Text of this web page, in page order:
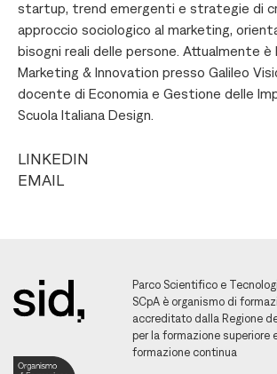
startup, trend emergenti e strategie di
approccio sociologico al marketing,
bisogni reali delle persone. Attualmente è
Marketing & Innovation presso Galileo
docente di Economia e Gestione delle
Scuola Italiana Design.
LINKEDIN
EMAIL
Parco Scientifico e
SCpA è organismo di
accreditato dalla Regione
per la formazione superiore
formazione continua